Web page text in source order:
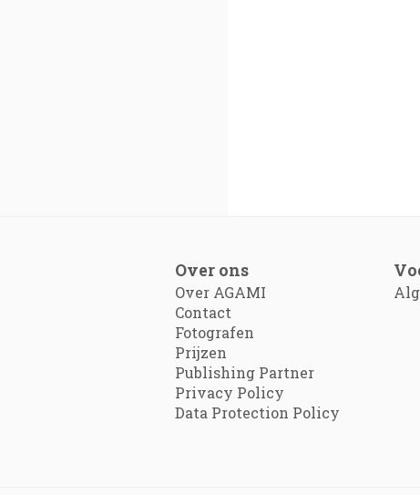
Over ons
Over AGAMI
Contact
Fotografen
Prijzen
Publishing Partner
Privacy Policy
Data Protection Policy